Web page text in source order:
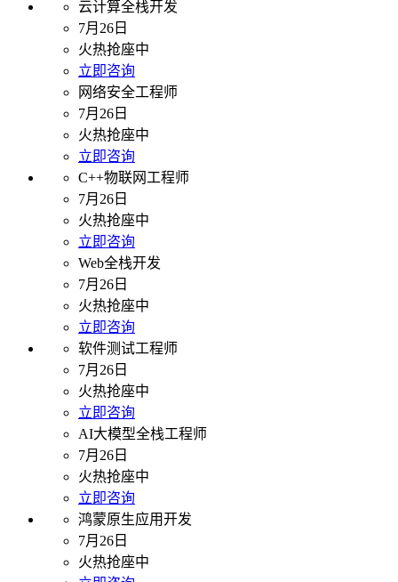
云计算全栈开发
7月26日
火热抢座中
立即咨询
网络安全工程师
7月26日
火热抢座中
立即咨询
C++物联网工程师
7月26日
火热抢座中
立即咨询
Web全栈开发
7月26日
火热抢座中
立即咨询
软件测试工程师
7月26日
火热抢座中
立即咨询
AI大模型全栈工程师
7月26日
火热抢座中
立即咨询
鸿蒙原生应用开发
7月26日
火热抢座中